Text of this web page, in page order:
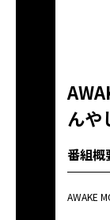
んや
番組概
AWAKE